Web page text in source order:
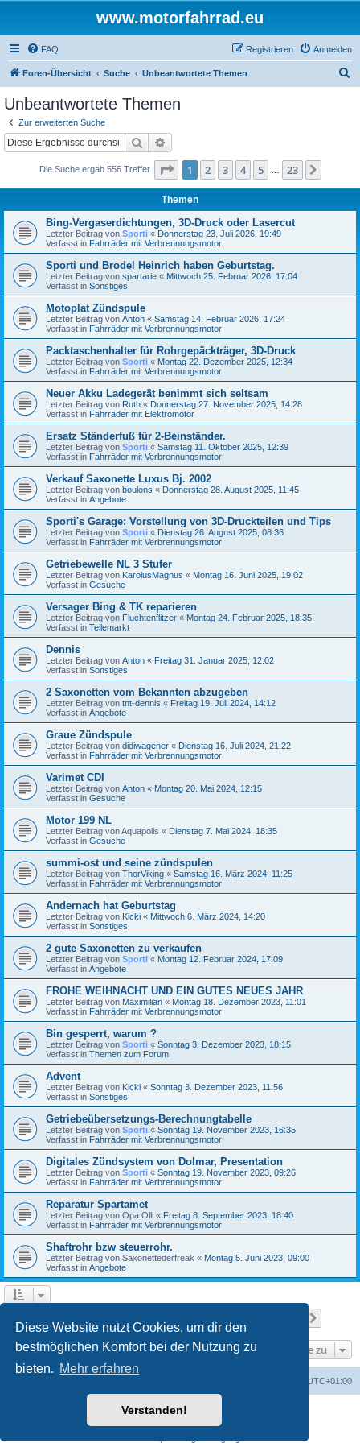
Diese Website nutzt Cookies, um dir den
bestmöglichen Komfort bei der Nutzung zu
bieten. Mehr erfahren
Verstanden!
www.motorfahrrad.eu
FAQ Anmelden
Registrieren
Foren-Übersicht Suche Unbeantwortete Themen
Unbeantwortete Themen
Zur erweiterten Suche
Suche
Die Suche ergab 556 Treffer Seite 1von 23
1 2 3 4 5 23
Themen
Bing-Vergaserdichtungen, 3D-Druck oder Lasercut
Letzter Beitrag von Sporti « Donnerstag 23. Juli 2026, 19:49
Verfasst in Fahrräder mit Verbrennungsmotor
Sporti und Brodel Heinrich haben Geburtstag.
Letzter Beitrag von spartarie « Mittwoch 25. Februar 2026, 17:04
Verfasst in Sonstiges
Motoplat Zündspule
Letzter Beitrag von Anton « Samstag 14. Februar 2026, 17:24
Verfasst in Fahrräder mit Verbrennungsmotor
Packtaschenhalter für Rohrgepäckträger, 3D-Druck
Letzter Beitrag von Sporti « Montag 22. Dezember 2025, 12:34
Verfasst in Fahrräder mit Verbrennungsmotor
Neuer Akku Ladegerät benimmt sich seltsam
Letzter Beitrag von Ruth « Donnerstag 27. November 2025, 14:28
Verfasst in Fahrräder mit Elektromotor
Ersatz Ständerfuß für 2-Beinständer.
Letzter Beitrag von Sporti « Samstag 11. Oktober 2025, 12:39
Verfasst in Fahrräder mit Verbrennungsmotor
Verkauf Saxonette Luxus Bj. 2002
Letzter Beitrag von boulons « Donnerstag 28. August 2025, 11:45
Verfasst in Angebote
Sporti's Garage: Vorstellung von 3D-Druckteilen und Tips
Letzter Beitrag von Sporti « Dienstag 26. August 2025, 08:36
Verfasst in Fahrräder mit Verbrennungsmotor
Getriebewelle NL 3 Stufer
Letzter Beitrag von KarolusMagnus « Montag 16. Juni 2025, 19:02
Verfasst in Gesuche
Versager Bing & TK reparieren
Letzter Beitrag von Fluchtenflitzer « Montag 24. Februar 2025, 18:35
Verfasst in Teilemarkt
Dennis
Letzter Beitrag von Anton « Freitag 31. Januar 2025, 12:02
Verfasst in Sonstiges
2 Saxonetten vom Bekannten abzugeben
Letzter Beitrag von tnt-dennis « Freitag 19. Juli 2024, 14:12
Verfasst in Angebote
Graue Zündspule
Letzter Beitrag von didiwagener « Dienstag 16. Juli 2024, 21:22
Verfasst in Fahrräder mit Verbrennungsmotor
Varimet CDI
Letzter Beitrag von Anton « Montag 20. Mai 2024, 12:15
Verfasst in Gesuche
Motor 199 NL
Letzter Beitrag vonAquapolis « Dienstag 7. Mai 2024, 18:35
Verfasst in Gesuche
summi-ost und seine zündspulen
Letzter Beitrag von ThorViking « Samstag 16. März 2024, 11:25
Verfasst in Fahrräder mit Verbrennungsmotor
Andernach hat Geburtstag
Letzter Beitrag von Kicki « Mittwoch 6. März 2024, 14:20
Verfasst in Sonstiges
2 gute Saxonetten zu verkaufen
Letzter Beitrag von Sporti « Montag 12. Februar 2024, 17:09
Verfasst in Angebote
FROHE WEIHNACHT UND EIN GUTES NEUES JAHR
Letzter Beitrag von Maximilian « Montag 18. Dezember 2023, 11:01
Verfasst in Fahrräder mit Verbrennungsmotor
Bin gesperrt, warum ?
Letzter Beitrag von Sporti « Sonntag 3. Dezember 2023, 18:15
Verfasst in Themen zum Forum
Advent
Letzter Beitrag von Kicki « Sonntag 3. Dezember 2023, 11:56
Verfasst in Sonstiges
Getriebeübersetzungs-Berechnungtabelle
Letzter Beitrag von Sporti « Sonntag 19. November 2023, 16:35
Verfasst in Fahrräder mit Verbrennungsmotor
Digitales Zündsystem von Dolmar, Presentation
Letzter Beitrag von Sporti « Sonntag 19. November 2023, 09:26
Verfasst in Fahrräder mit Verbrennungsmotor
Reparatur Spartamet
Letzter Beitrag von Opa Olli « Freitag 8. September 2023, 18:40
Verfasst in Fahrräder mit Verbrennungsmotor
Shaftrohr bzw steuerrohr.
Letzter Beitrag von Saxonettederfreak « Montag 5. Juni 2023, 09:00
Verfasst in Angebote
Gehe zu
UTC+01:00
Powered byphpBB® Forum Software © phpBB Limited
phpBB.de